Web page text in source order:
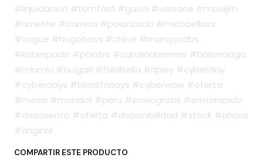
#liquidacion #tomford #gucci #versace #mauijim
#arnette #carrera #polarizado #michaelkors
#vogue #hugoboss #chloe #marcjacobs
#katespade #porshe #carolinaherrera #balenciaga
#miumiu #bulgari #falabella #ripley #cyberday
#cyberdays #blackfridays #cyberwow #oferta
#messi #mundial #peru #enviogratis #enviorapido
#descuento #oferta #disponibilidad #stock #ahora
#original
COMPARTIR ESTE PRODUCTO